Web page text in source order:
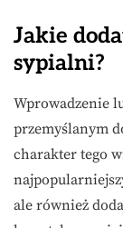
Jakie
sypialni?
Wprowadzenie
przemyślanym
charakter tego
ale również